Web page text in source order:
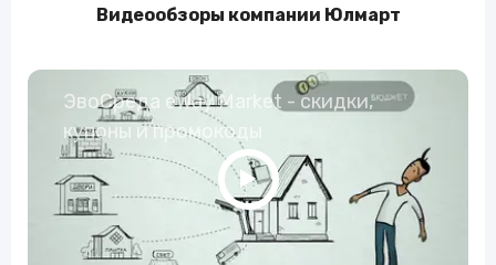
Видеообзоры компании Юлмарт
ЭвоСреда eWay Market - скидки,
купоны и промокоды